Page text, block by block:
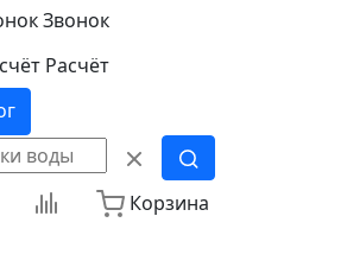
Звонок
Расчёт
Корзина